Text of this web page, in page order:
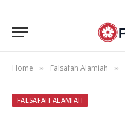
Home » Falsafah Alamiah »
FALSAFAH ALAMIAH